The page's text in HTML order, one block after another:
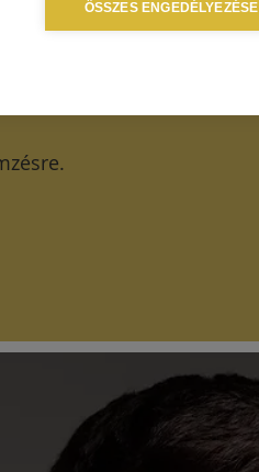
ÖSSZES ENGEDÉLYEZÉSE